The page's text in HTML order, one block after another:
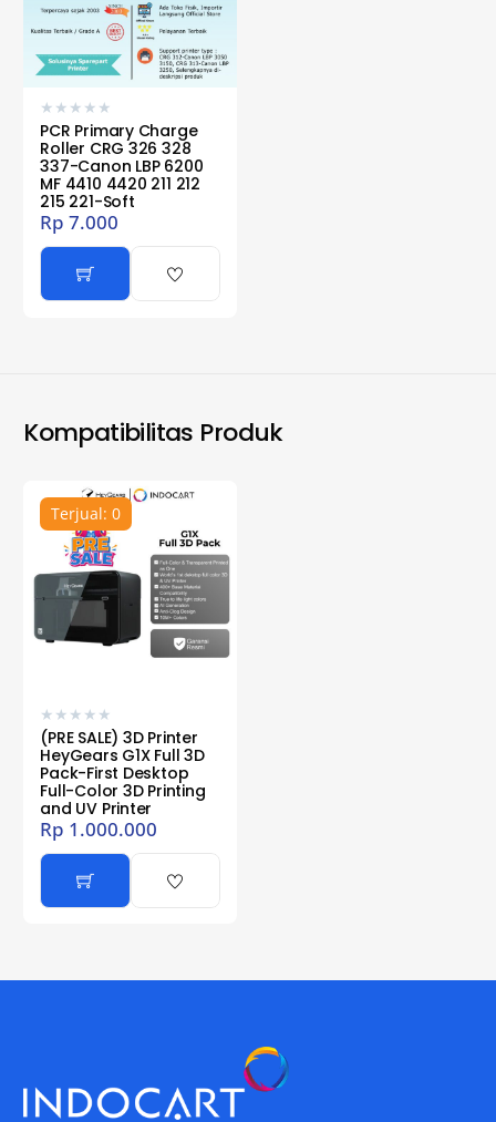
★ ★ ★ ★ ★
PCR Primary Charge
Roller CRG 326 328
337-Canon LBP 6200
MF 4410 4420 211 212
215 221-Soft
Rp 7.000
Kompatibilitas Produk
Terjual: 0
★ ★ ★ ★ ★
(PRE SALE) 3D Printer
HeyGears G1X Full 3D
Pack-First Desktop
Full-Color 3D Printing
and UV Printer
Rp 1.000.000